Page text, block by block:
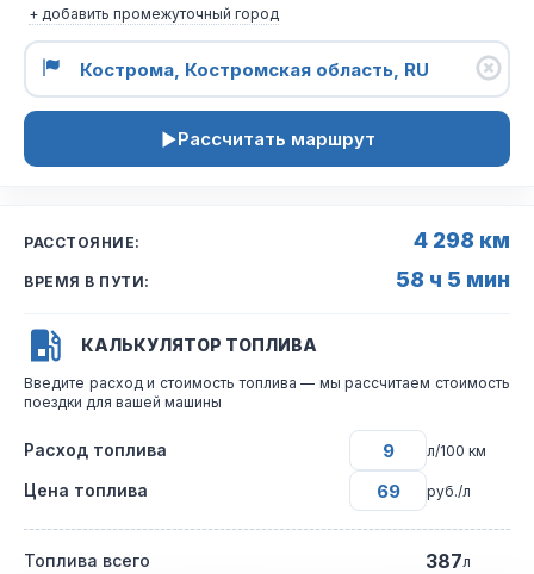
+ добавить промежуточный город
Рассчитать маршрут
РАССТОЯНИЕ: 4 298 км
ВРЕМЯ В ПУТИ: 58 ч 5 мин
КАЛЬКУЛЯТОР ТОПЛИВА
Введите расход и стоимость топлива — мы рассчитаем стоимость
поездки для вашей машины
Расход топлива л/100 км
Цена топлива руб./л
Топлива всего 387л